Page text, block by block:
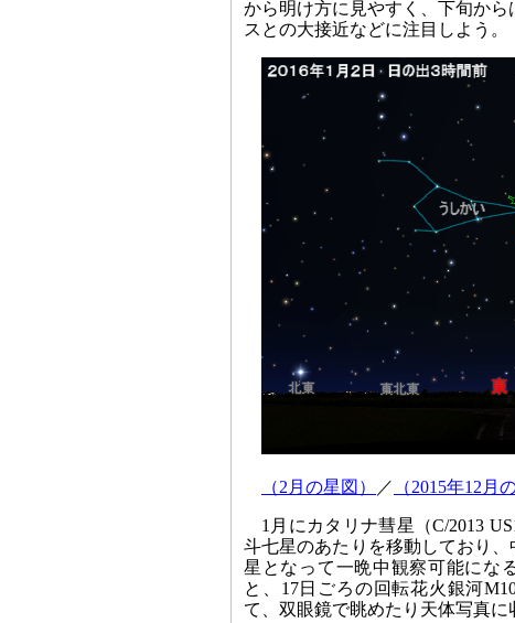
から明け方に見やすく、下旬か
スとの大接近などに注目しよう。
（2月の星図） ／ （2015年12月
1月にカタリナ彗星（C/2013
斗七星のあたりを移動しており
星となって一晩中観察可能にな
と、17日ごろの回転花火銀河
て、双眼鏡で眺めたり天体写真に